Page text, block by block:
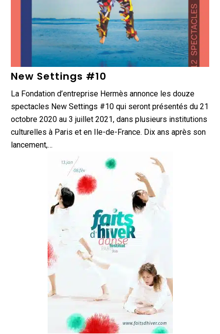
New Settings #10
La Fondation d’entreprise Hermès annonce les douze
spectacles New Settings #10 qui seront présentés du 21
octobre 2020 au 3 juillet 2021, dans plusieurs institutions
culturelles à Paris et en Ile-de-France. Dix ans après son
lancement,…